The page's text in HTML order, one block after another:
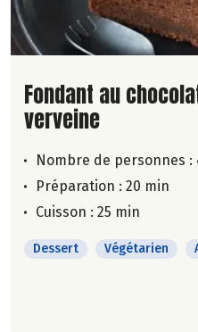
Lire la suite de la
Fondant au
verveine
Nombre de personnes :
Préparation : 20 min
Cuisson : 25 min
Dessert Végétarien